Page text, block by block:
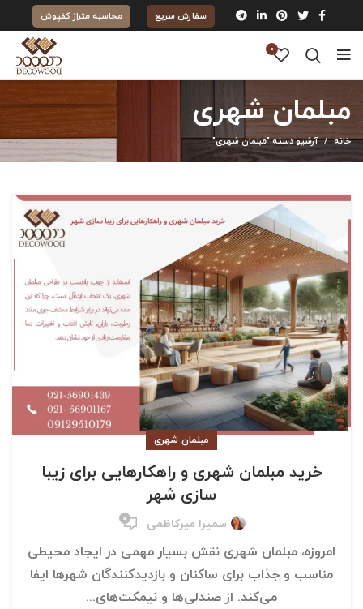
سفارش سریع محاسبه متراژ کفپوش
0
مبلمان شهری
خانه آرشیو دسته "مبلمان شهری"
مبلمان شهری
خرید مبلمان شهری و راهکارهایی برای زیبا
سازی شهر
سمیرا میرکاظمی ۰
امروزه، مبلمان شهری نقش بسیار مهمی در ایجاد محیطی
مناسب و جذاب برای ساکنان و بازدیدکنندگان شهرها ایفا
می‌کند. از صندلی‌ها و نیمکت‌های...